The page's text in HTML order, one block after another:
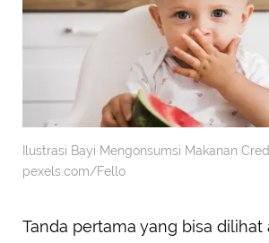
Ilustrasi Bayi Mengonsumsi Makanan
pexels.com/Fello
Tanda pertama yang bisa dilihat